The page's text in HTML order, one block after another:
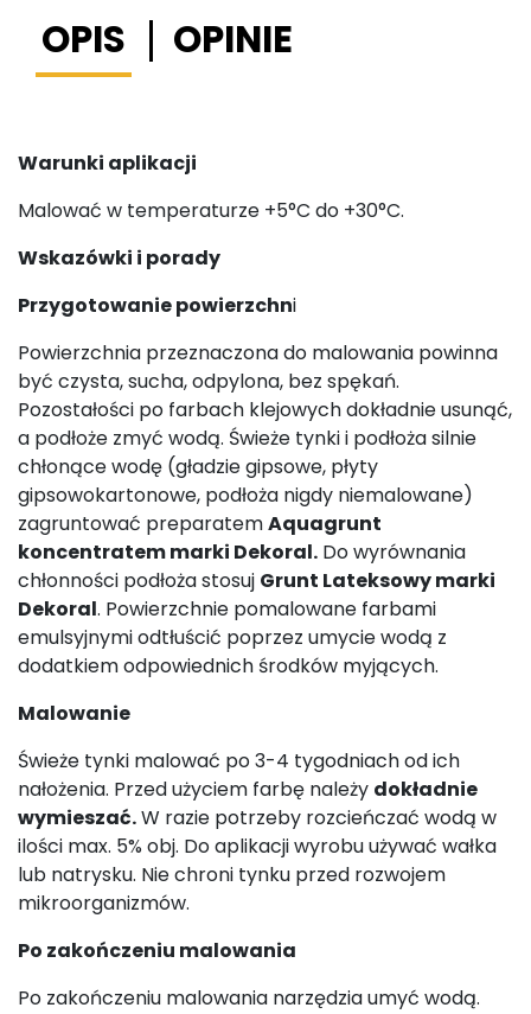
OPIS OPINIE
Warunki aplikacji
Malować w temperaturze +5°C do +30°C.
Wskazówki i porady
Przygotowanie powierzchni
Powierzchnia przeznaczona do malowania powinna
być czysta, sucha, odpylona, bez spękań.
Pozostałości po farbach klejowych dokładnie usunąć,
a podłoże zmyć wodą. Świeże tynki i podłoża silnie
chłonące wodę (gładzie gipsowe, płyty
gipsowokartonowe, podłoża nigdy niemalowane)
zagruntować preparatemAquagrunt
koncentratem marki Dekoral. Do wyrównania
chłonności podłoża stosuj Grunt Lateksowy marki
Dekoral. Powierzchnie pomalowane farbami
emulsyjnymi odtłuścić poprzez umycie wodą z
dodatkiem odpowiednich środków myjących.
Malowanie
Świeże tynki malować po 3-4 tygodniach od ich
nałożenia. Przed użyciem farbę należy dokładnie
wymieszać.W razie potrzeby rozcieńczać wodą w
ilości max. 5% obj. Do aplikacji wyrobu używać wałka
lub natrysku. Nie chroni tynku przed rozwojem
mikroorganizmów.
Po zakończeniu malowania
Po zakończeniu malowania narzędzia umyć wodą.